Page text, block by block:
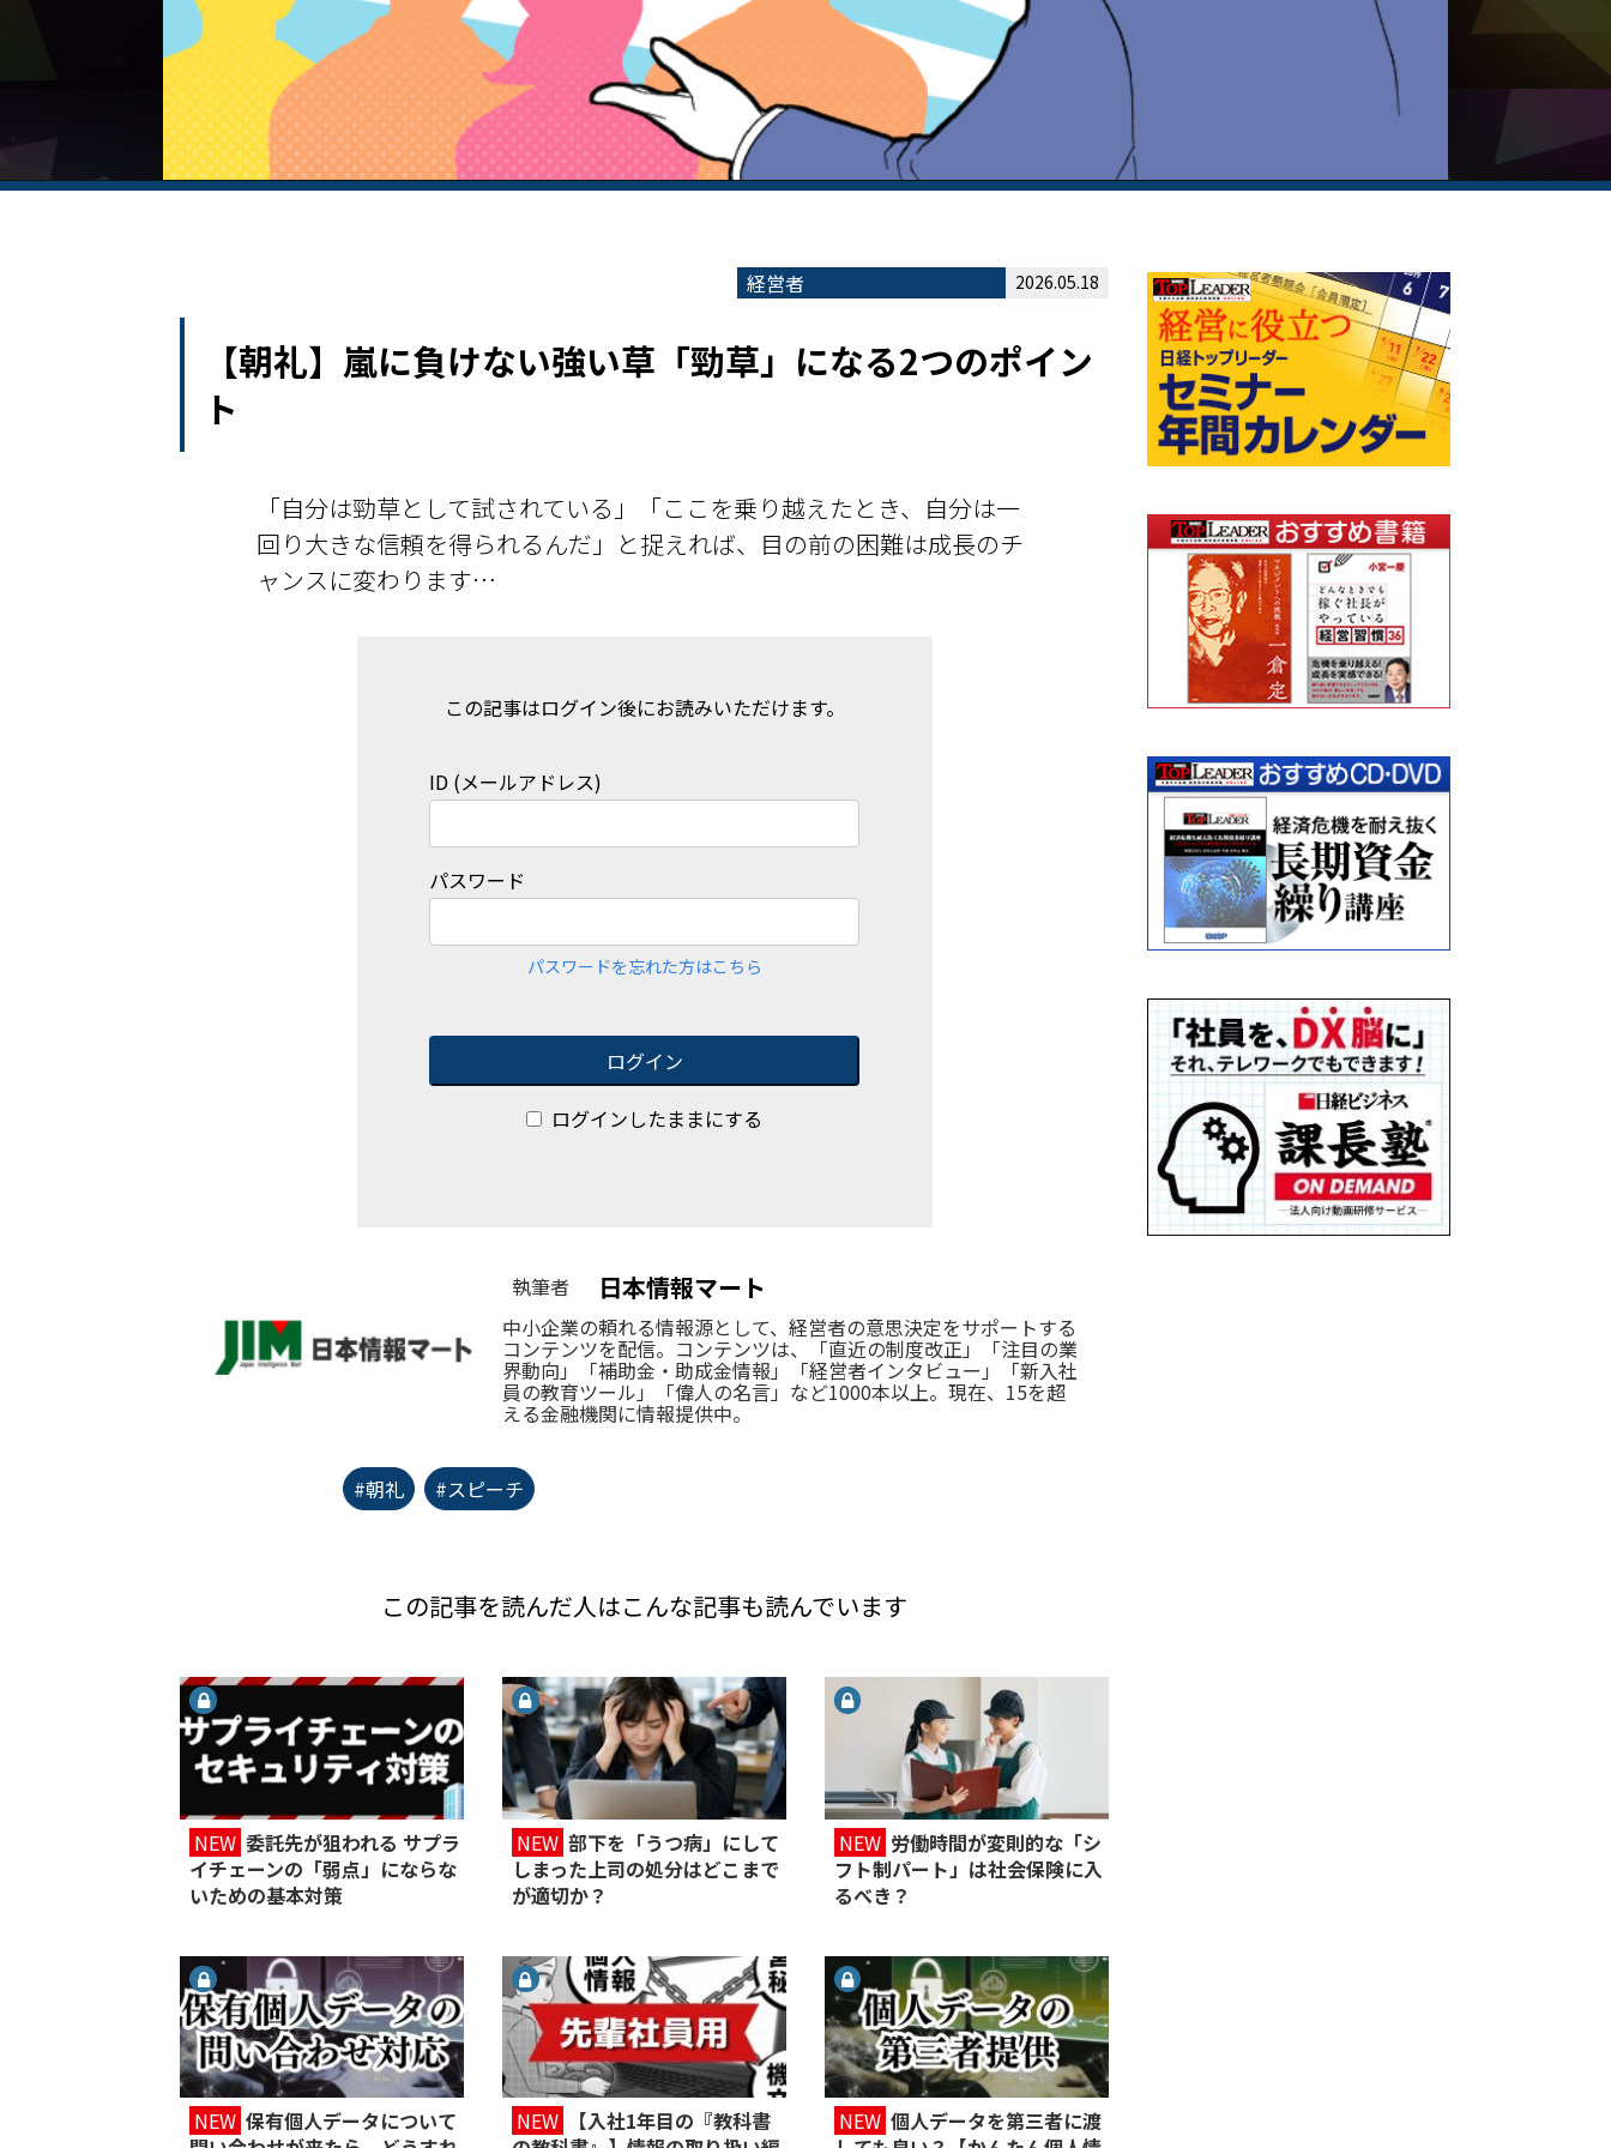
経営者 2026.05.18
【朝礼】嵐に負けない強い草「勁草」になる2つのポイン
ト
「自分は勁草として試されている」「ここを乗り越えたとき、自分は一
回り大きな信頼を得られるんだ」と捉えれば、目の前の困難は成長のチ
ャンスに変わります…
この記事はログイン後にお読みいただけます。
ID (メールアドレス)
パスワード
パスワードを忘れた方はこちら
ログイン
ログインしたままにする
執筆者 日本情報マート
中小企業の頼れる情報源として、経営者の意思決定をサポートする
コンテンツを配信。コンテンツは、「直近の制度改正」「注目の業
界動向」「補助金・助成金情報」「経営者インタビュー」「新入社
員の教育ツール」「偉人の名言」など1000本以上。現在、15を超
える金融機関に情報提供中。
#朝礼 #スピーチ
この記事を読んだ人はこんな記事も読んでいます
NEW 委託先が狙われる サプラ
イチェーンの「弱点」にならな
いための基本対策
NEW 部下を「うつ病」にして
しまった上司の処分はどこまで
が適切か？
NEW 労働時間が変則的な「シ
フト制パート」は社会保険に入
るべき？
NEW 保有個人データについて
NEW
【入社1年目の『教科書
NEW 個人データを第三者に渡